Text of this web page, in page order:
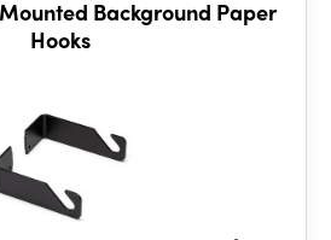
Background Paper
Hooks